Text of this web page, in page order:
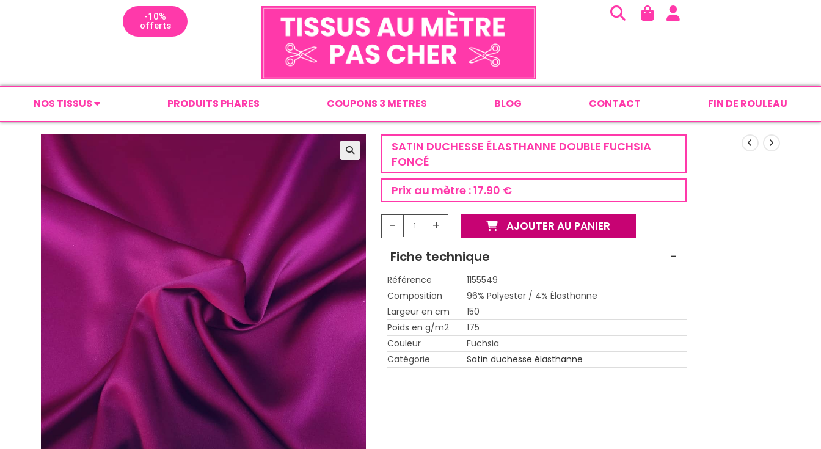
-10%
offerts
NOS TISSUS PRODUITS PHARES COUPONS 3 METRES BLOG CONTACT FIN DE ROULEAU
SATIN DUCHESSE ÉLASTHANNE DOUBLE FUCHSIA
FONCÉ
Prix au mètre :17.90 €
- + AJOUTER AU PANIER
Fiche technique -
Référence
1155549
Composition
96% Polyester / 4% Élasthanne
Largeur en cm
150
Poids en g/m2
175
Couleur
Fuchsia
Catégorie
Satin duchesse élasthanne